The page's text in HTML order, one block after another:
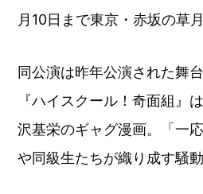
月10日まで東京・赤坂の草
同公演は昨年公演された舞
『ハイスクール！奇面組』
沢基栄のギャグ漫画。「一
や同級生たちが織り成す騒動